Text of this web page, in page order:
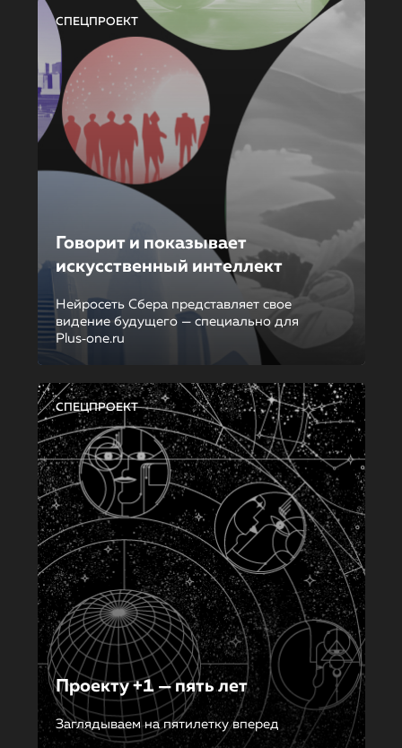
СПЕЦПРОЕКТ
Говорит и показывает
искусственный интеллект
Нейросеть Сбера представляет свое
видение будущего — специально для
Plus‑one.ru
СПЕЦПРОЕКТ
Проекту +1 — пять лет
Заглядываем на пятилетку вперед